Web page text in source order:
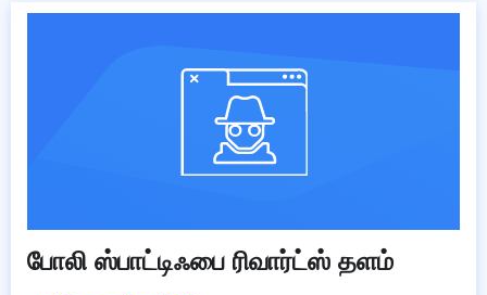
போலி ஸ்பாட்டிஃபை ரிவார்ட்ஸ் தளம்